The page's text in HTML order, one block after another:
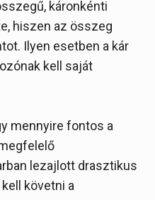
káronkénti
hiszen az összeg
Ilyen esetben a kár
kell saját
mennyire fontos a
lezajlott drasztikus
követni a